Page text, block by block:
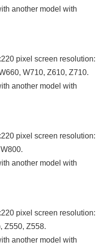
another model with
pixel screen resolution:
W710, Z610, Z710.
another model with
pixel screen resolution:
another model with
pixel screen resolution:
Z550, Z558.
another model with